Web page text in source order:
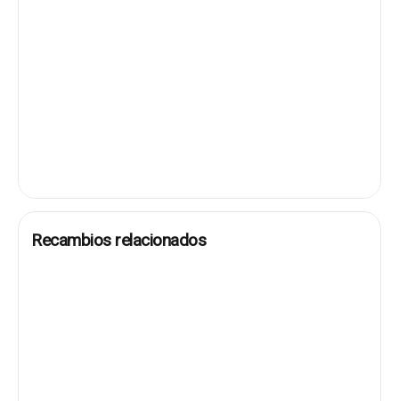
Recambios relacionados